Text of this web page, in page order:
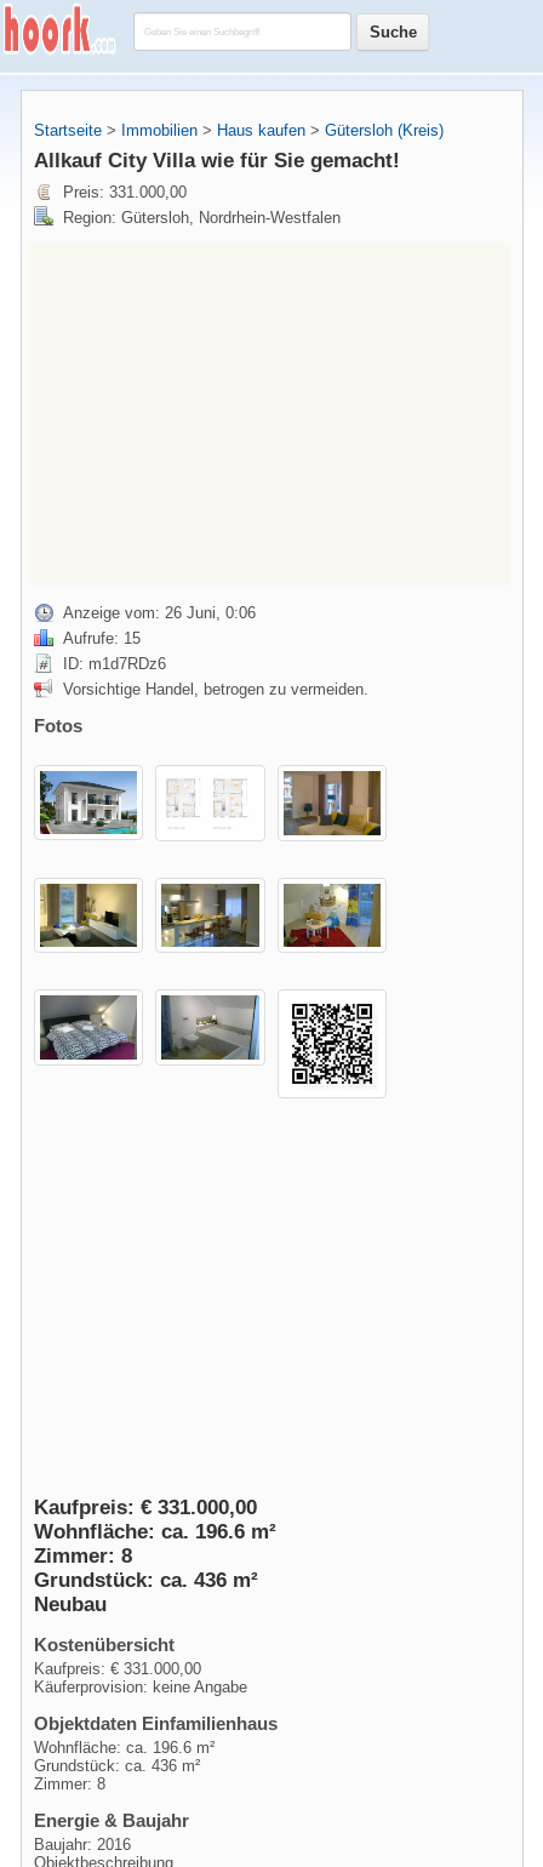
Startseite > Immobilien > Haus kaufen > Gütersloh (Kreis)
Allkauf City Villa wie für Sie gemacht!
Preis: 331.000,00
Region: Gütersloh, Nordrhein-Westfalen
Anzeige vom: 26 Juni, 0:06
Aufrufe: 15
ID: m1d7RDz6
Vorsichtige Handel, betrogen zu vermeiden.
Fotos
Kaufpreis: € 331.000,00
Wohnfläche: ca. 196.6 m²
Zimmer: 8
Grundstück: ca. 436 m²
Neubau
Kostenübersicht
Kaufpreis: € 331.000,00
Käuferprovision: keine Angabe
Objektdaten Einfamilienhaus
Wohnfläche: ca. 196.6 m²
Grundstück: ca. 436 m²
Zimmer: 8
Energie & Baujahr
Baujahr: 2016
Objektbeschreibung